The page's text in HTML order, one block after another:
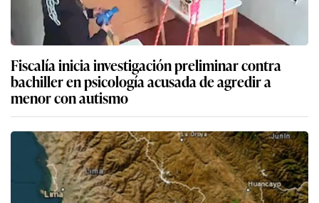
Fiscalía inicia investigación preliminar contra
bachiller en psicología acusada de agredir a
menor con autismo